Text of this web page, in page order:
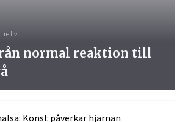
liv
normal reaktion till